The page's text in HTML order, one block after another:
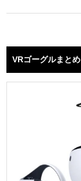
VRゴーグルまとめ